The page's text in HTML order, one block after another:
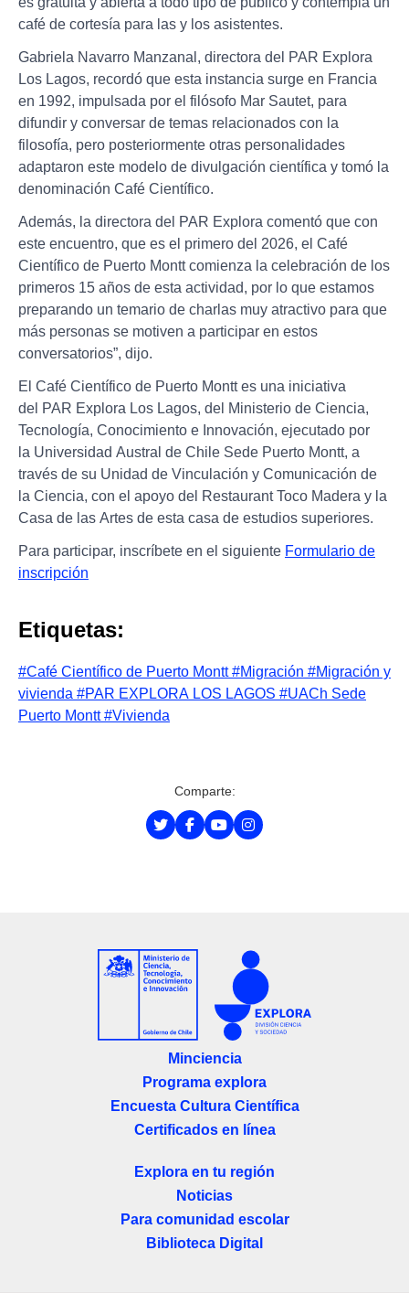
café de cortesía para las y los asistentes.
Gabriela Navarro Manzanal, directora del PAR Explora
Los Lagos, recordó que esta instancia surge en Francia
en 1992, impulsada por el filósofo Mar Sautet, para
difundir y conversar de temas relacionados con la
filosofía, pero posteriormente otras personalidades
adaptaron este modelo de divulgación científica y tomó la
denominación Café Científico.
Además, la directora del PAR Explora comentó que con
este encuentro, que es el primero del 2026, el Café
Científico de Puerto Montt comienza la celebración de los
primeros 15 años de esta actividad, por lo que estamos
preparando un temario de charlas muy atractivo para que
más personas se motiven a participar en estos
conversatorios”, dijo.
El Café Científico de Puerto Montt es una iniciativa
del PAR Explora Los Lagos, del Ministerio de Ciencia,
Tecnología, Conocimiento e Innovación, ejecutado por
la Universidad Austral de Chile Sede Puerto Montt, a
través de su Unidad de Vinculación y Comunicación de
la Ciencia, con el apoyo del Restaurant Toco Madera y la
Casa de las Artes de esta casa de estudios superiores.
Para participar, inscríbete en el siguiente Formulario de
inscripción
Etiquetas:
#Café Científico de Puerto Montt#Migración #Migración y
vivienda #PAR EXPLORA LOS LAGOS #UACh Sede
Puerto Montt#Vivienda
Comparte:
Minciencia
Programa explora
Encuesta Cultura Científica
Certificados en línea
Explora en tu región
Noticias
Para comunidad escolar
Biblioteca Digital